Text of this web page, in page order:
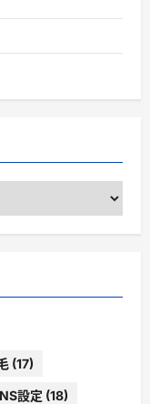
(17)
設定 (18)